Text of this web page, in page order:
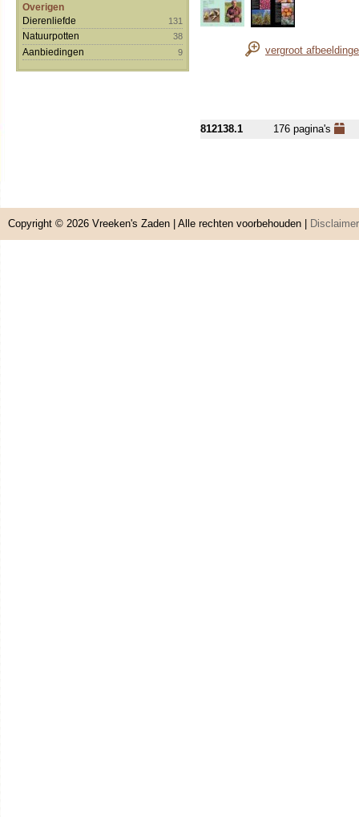
Overigen
Dierenliefde
131
Natuurpotten 38
Aanbiedingen 9 vergroot
812138.1 176 pagina's
Copyright © 2026 Vreeken's Zaden | Alle rechten voorbehouden | Disclaimer